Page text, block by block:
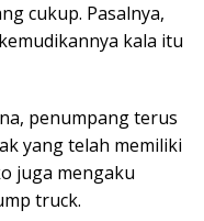
cukup. Pasalnya,
kala itu
penumpang terus
yang telah memiliki
juga mengaku
truck.